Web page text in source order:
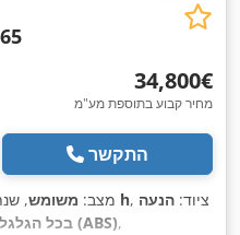
‏34,800 ‏€
מחיר קבוע בתוספת מע"מ
התקשר
מצב: משומש, 7,940 h , ציוד: הנעה
בכל הגלגלים, מערכת בלימה למניעת נעילה (ABS),